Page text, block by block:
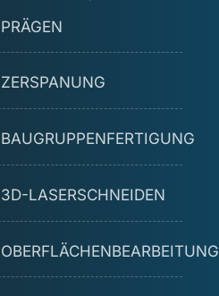
PRÄGEN
ZERSPANUNG
BAUGRUPPENFERTIGUNG
3D-LASERSCHNEIDEN
OBERFLÄCHENBEARBEITUNG